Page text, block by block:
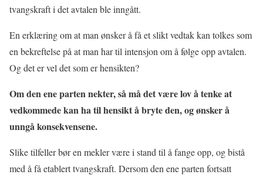
tvangskraft i det avtalen ble inngått.
En erklæring om at man ønsker å få et slikt vedtak kan tolkes som
en bekreftelse på at man har til intensjon om å følge opp avtalen.
Og det er vel det som er hensikten?
Om den ene parten nekter, så må det være lov å tenke at
vedkommede kan ha til hensikt å bryte den, og ønsker å
unngå konsekvensene.
Slike tilfeller bør en mekler være i stand til å fange opp, og bistå
med å få etablert tvangskraft. Dersom den ene parten fortsatt